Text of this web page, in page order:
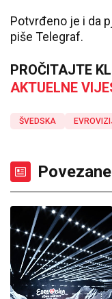
Potvrđeno je i da
piše Telegraf.
PROČITAJTE
AKTUELNE
ŠVEDSKA